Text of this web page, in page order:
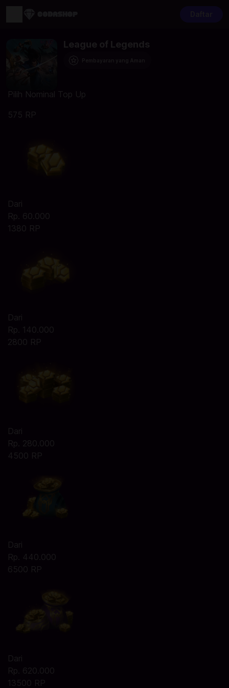
League of Legends
Pilih Nominal Top Up
575 RP
Dari
Rp. 60.000
1380 RP
Dari
Rp. 140.000
2800 RP
Dari
Rp. 280.000
4500 RP
Dari
Rp. 440.000
6500 RP
Dari
Rp. 620.000
13500 RP